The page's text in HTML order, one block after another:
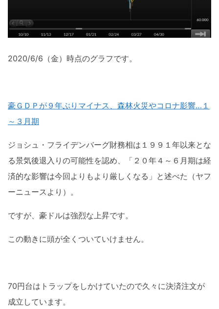
2020/6/6（金）時点のグラフです。
豪ＧＤＰが９年ぶりマイナス、森林火災やコロナ影響…１
～３月期
ジョシュ・フライデンバーグ財務相は１９９１年以来とな
る景気後退入りの可能性を認め、「２０年４～６月期は経
済的な影響は今回よりもより厳しくなる」と述べた（ヤフ
ーニュースより）。
ですが、豪ドルは強烈な上昇です。
この動きに頭が全くついていけません。
70円台はトラップをしかけていたので久々に決済注文が
成立しています。